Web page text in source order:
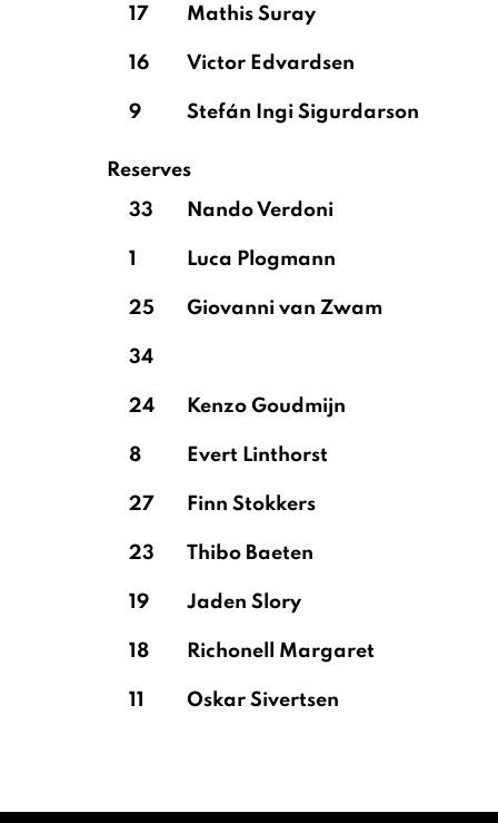
17 Mathis Suray
16 Victor Edvardsen
9 Stefán Ingi Sigurdarson
Reserves
33
Nando Verdoni
1 Luca Plogmann
25 Giovanni van Zwam
34
24 Kenzo Goudmijn
8 Evert Linthorst
27 Finn Stokkers
23 Thibo Baeten
19 Jaden Slory
18 Richonell Margaret
11 Oskar Sivertsen